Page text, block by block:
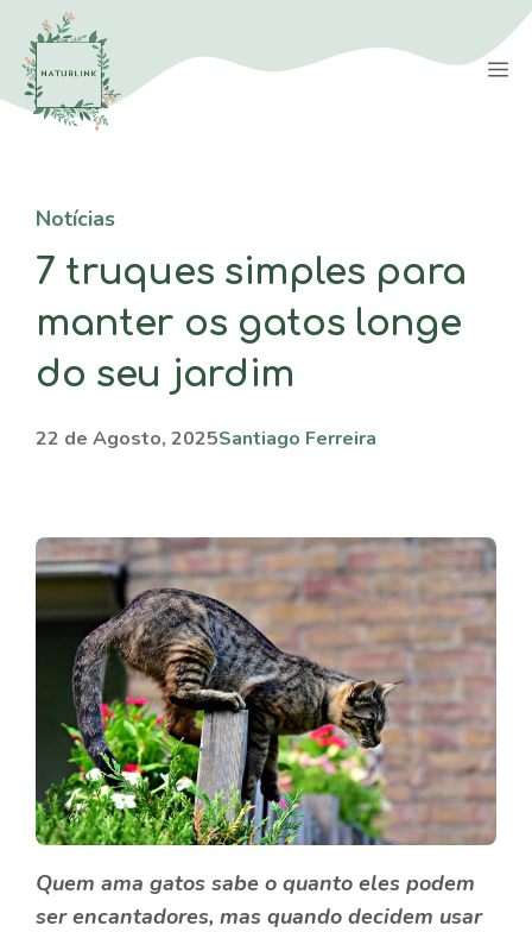
Saltar
para
conteúdo
Notícias
7 truques simples para
manter os gatos longe
do seu jardim
22 de Agosto, 2025Santiago Ferreira
Quem ama gatos sabe o quanto eles podem
ser encantadores, mas quando decidem usar